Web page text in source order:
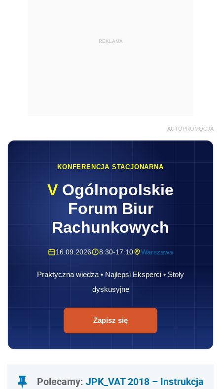
REKLAMA
AUTOPROMOCJA
KONFERENCJA STACJONARNA
V Ogólnopolskie
Forum Biur
Rachunkowych
16.09.2026 8:30-17:10 Warszawa
Praktyczna wiedza • Najlepsi Eksperci • Stoły
dyskusyjne
Zapisz się
Polecamy: JPK_VAT 2018 – Instrukcja